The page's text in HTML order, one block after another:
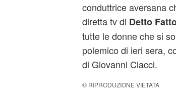
conduttrice aversana
diretta tv di Detto
tutte le donne che si
polemico di ieri sera,
di Giovanni Ciacci.
© RIPRODUZIONE VIETATA